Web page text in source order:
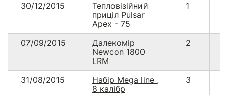
30/12/2015
Тепловізійний
приціл Pulsar
Apex - 75
1
07/09/2015
Далекомір
Newcon 1800
LRM
2
31/08/2015
Набір Mega line ,
8 калібр
3